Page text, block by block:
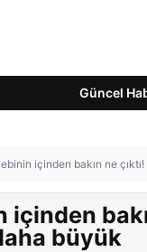
Güncel
içinden bakın ne
büyük